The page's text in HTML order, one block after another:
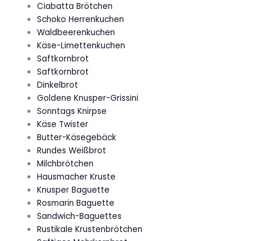
Ciabatta Brötchen
Schoko Herrenkuchen
Waldbeerenkuchen
Käse-Limettenkuchen
Saftkornbrot
Saftkornbrot
Dinkelbrot
Goldene Knusper-Grissini
Sonntags Knirpse
Käse Twister
Butter-Käsegebäck
Rundes Weißbrot
Milchbrötchen
Hausmacher Kruste
Knusper Baguette
Rosmarin Baguette
Sandwich-Baguettes
Rustikale Krustenbrötchen